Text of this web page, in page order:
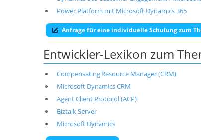
Power Platform mit Microsoft Dynamics 365
Anfrage für eine individuelle Schulung zum
Entwickler-Lexikon zum
Compensating Resource Manager (CRM)
Microsoft Dynamics CRM
Agent Client Protocol (ACP)
Biztalk Server
Microsoft Dynamics